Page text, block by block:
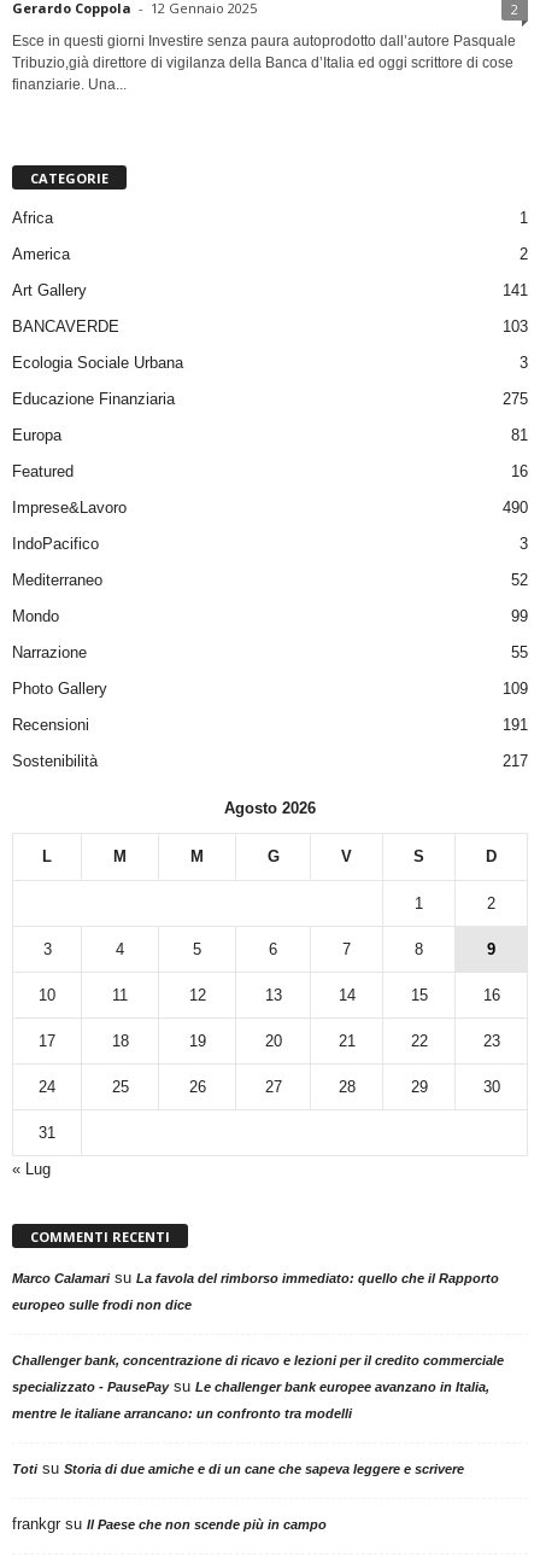
Gerardo Coppola - 12 Gennaio 2025 2
Esce in questi giorni Investire senza paura autoprodotto dall’autore Pasquale
Tribuzio,già direttore di vigilanza della Banca d’Italia ed oggi scrittore di cose
finanziarie. Una...
CATEGORIE
Africa
1
America
2
Art Gallery
141
BANCAVERDE
103
Ecologia Sociale Urbana
3
Educazione Finanziaria
275
Europa
81
Featured
16
Imprese&Lavoro
490
IndoPacifico
3
Mediterraneo
52
Mondo
99
Narrazione
55
Photo Gallery
109
Recensioni
191
Sostenibilità
217
Agosto 2026
L M M G V S D
1 2
3 4 5 6 7 8 9
10 11 12 13 14 15 16
17 18 19 20 21 22 23
24 25 26 27 28 29 30
31
« Lug
COMMENTI RECENTI
Marco Calamarisu La favola del rimborso immediato: quello che il Rapporto
europeo sulle frodi non dice
Challenger bank, concentrazione di ricavo e lezioni per il credito commerciale
specializzato - PausePaysu Le challenger bank europee avanzano in Italia,
mentre le italiane arrancano: un confronto tra modelli
Totisu Storia di due amiche e di un cane che sapeva leggere e scrivere
frankgr su Il Paese che non scende più in campo